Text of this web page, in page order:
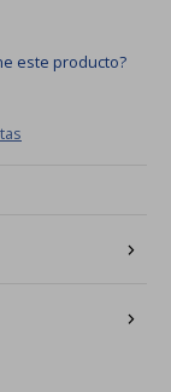
este producto?